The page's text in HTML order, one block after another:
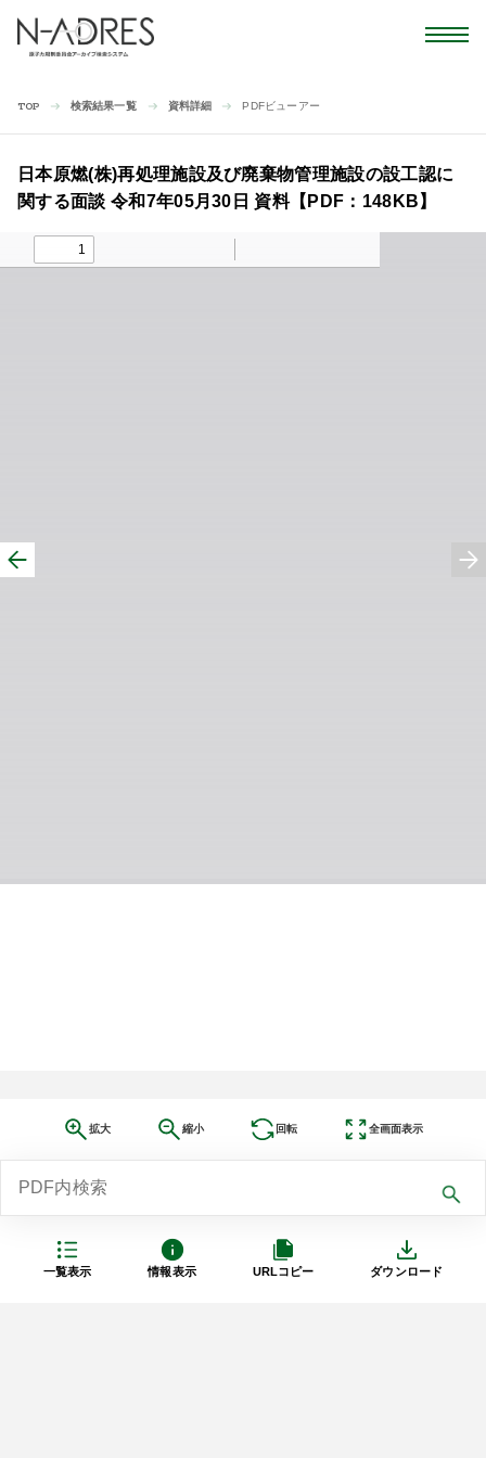
TOP 検索結果一覧 資料詳細 PDFビューアー
一覧表示 情報表示 URLコピー ダウンロード
日本原燃(株)再処理施設及び廃棄物管理施設の設工認に
関する面談 令和7年05月30日 資料【PDF：148KB】
拡大 縮小 回転 全画面表示